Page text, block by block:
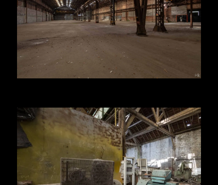
Herr Kolonel
Voir la suite
Herr Kolonel